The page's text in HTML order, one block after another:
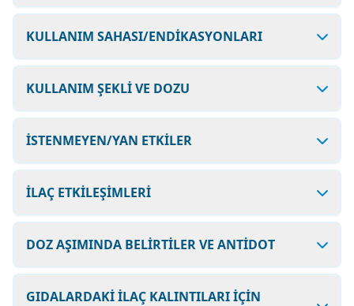
KULLANIM SAHASI/ENDİKASYONLARI
KULLANIM ŞEKLİ VE DOZU
İSTENMEYEN/YAN ETKİLER
İLAÇ ETKİLEŞİMLERİ
DOZ AŞIMINDA BELİRTİLER VE ANTİDOT
GIDALARDAKİ İLAÇ KALINTILARI İÇİN